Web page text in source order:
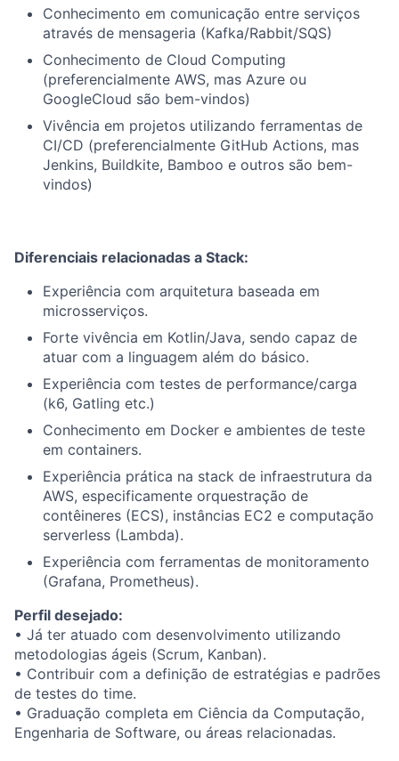
Conhecimento em comunicação entre serviços
através de mensageria (Kafka/Rabbit/SQS)
Conhecimento de Cloud Computing
(preferencialmente AWS, mas Azure ou
GoogleCloud são bem-vindos)
Vivência em projetos utilizando ferramentas de
CI/CD (preferencialmente GitHub Actions, mas
Jenkins, Buildkite, Bamboo e outros são bem-
vindos)
Diferenciais relacionadas a Stack:
Experiência com arquitetura baseada em
microsserviços.
Forte vivência em Kotlin/Java, sendo capaz de
atuar com a linguagem além do básico.
Experiência com testes de performance/carga
(k6, Gatling etc.)
Conhecimento em Docker e ambientes de teste
em containers.
Experiência prática na stack de infraestrutura da
AWS, especificamente orquestração de
contêineres (ECS), instâncias EC2 e computação
serverless (Lambda).
Experiência com ferramentas de monitoramento
(Grafana, Prometheus).
Perfil desejado:
• Já ter atuado com desenvolvimento utilizando
metodologias ágeis (Scrum, Kanban).
• Contribuir com a definição de estratégias e padrões
de testes do time.
• Graduação completa em Ciência da Computação,
Engenharia de Software, ou áreas relacionadas.